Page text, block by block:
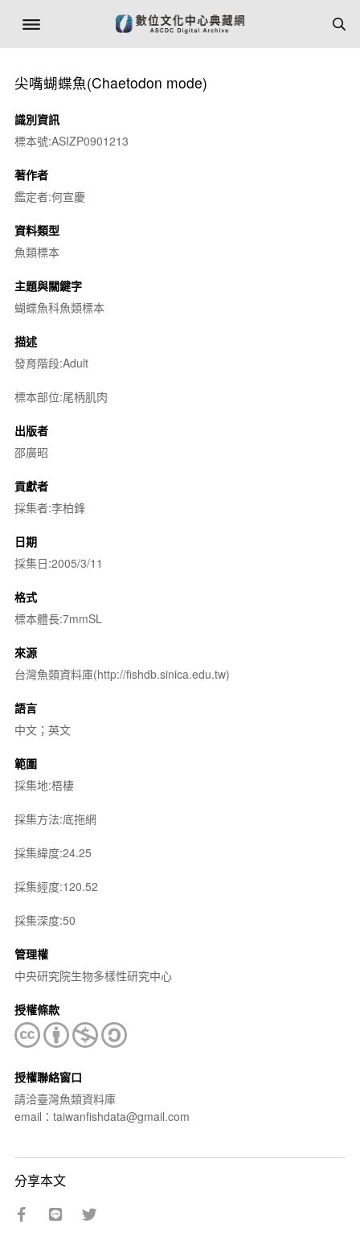
尖嘴蝴蝶魚(Chaetodon mode)
識別資訊
標本號:ASIZP0901213
著作者
鑑定者:何宣慶
資料類型
魚類標本
主題與關鍵字
蝴蝶魚科魚類標本
描述
發育階段:Adult
標本部位:尾柄肌肉
出版者
邵廣昭
貢獻者
採集者:李柏鋒
日期
採集日:2005/3/11
格式
標本體長:7mmSL
來源
台灣魚類資料庫(http://fishdb.sinica.edu.tw)
語言
中文；英文
範圍
採集地:梧棲
採集方法:底拖網
採集緯度:24.25
採集經度:120.52
採集深度:50
管理權
中央研究院生物多樣性研究中心
授權條款
授權聯絡窗口
請洽臺灣魚類資料庫
email：taiwanfishdata@gmail.com
分享本文